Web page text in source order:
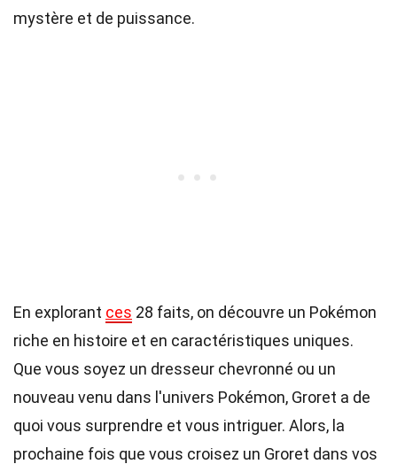
mystère et de puissance.
En explorant ces 28 faits, on découvre un Pokémon
riche en histoire et en caractéristiques uniques.
Que vous soyez un dresseur chevronné ou un
nouveau venu dans l'univers Pokémon, Groret a de
quoi vous surprendre et vous intriguer. Alors, la
prochaine fois que vous croisez un Groret dans vos